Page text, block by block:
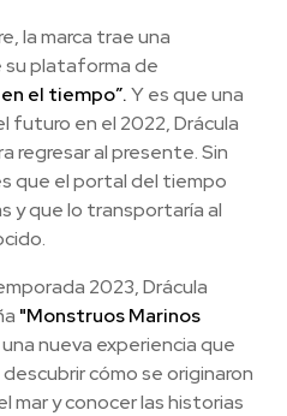
la marca trae una
su plataforma de
el tiempo”.Y es que una
futuro en el 2022, Drácula
regresar al presente. Sin
que el portal del tiempo
y que lo transportaría al
2023, Drácula
"Monstruos Marinos
una nueva experiencia que
cómo se originaron
mar y conocer las historias